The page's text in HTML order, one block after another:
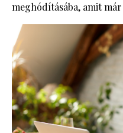
meghódításába, amit